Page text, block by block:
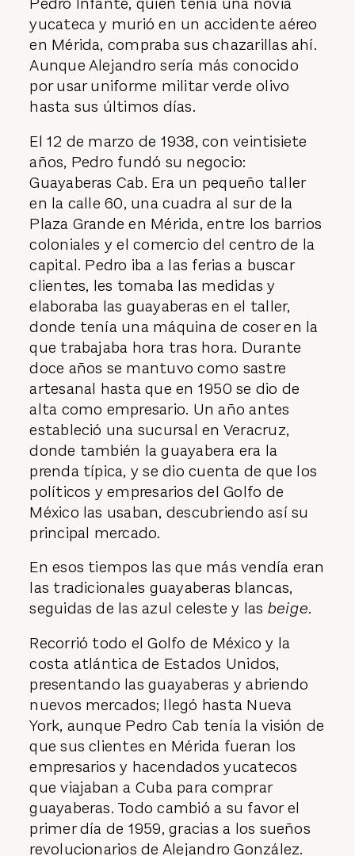
yucateca y murió en un accidente aéreo
en Mérida, compraba sus chazarillas ahí.
Aunque Alejandro sería más conocido
por usar uniforme militar verde olivo
hasta sus últimos días.
El 12 de marzo de 1938, con veintisiete
años, Pedro fundó su negocio:
Guayaberas Cab. Era un pequeño taller
en la calle 60, una cuadra al sur de la
Plaza Grande en Mérida, entre los barrios
coloniales y el comercio del centro de la
capital. Pedro iba a las ferias a buscar
clientes, les tomaba las medidas y
elaboraba las guayaberas en el taller,
donde tenía una máquina de coser en la
que trabajaba hora tras hora. Durante
doce años se mantuvo como sastre
artesanal hasta que en 1950 se dio de
alta como empresario. Un año antes
estableció una sucursal en Veracruz,
donde también la guayabera era la
prenda típica, y se dio cuenta de que los
políticos y empresarios del Golfo de
México las usaban, descubriendo así su
principal mercado.
En esos tiempos las que más vendía eran
las tradicionales guayaberas blancas,
seguidas de las azul celeste y las beige.
Recorrió todo el Golfo de México y la
costa atlántica de Estados Unidos,
presentando las guayaberas y abriendo
nuevos mercados; llegó hasta Nueva
York, aunque Pedro Cab tenía la visión de
que sus clientes en Mérida fueran los
empresarios y hacendados yucatecos
que viajaban a Cuba para comprar
guayaberas. Todo cambió a su favor el
primer día de 1959, gracias a los sueños
revolucionarios de Alejandro González.